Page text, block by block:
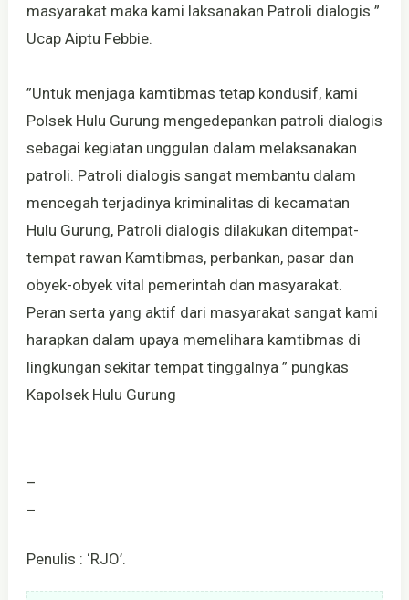
masyarakat maka kami laksanakan Patroli dialogis ”
Ucap Aiptu Febbie.
”Untuk menjaga kamtibmas tetap kondusif, kami
Polsek Hulu Gurung mengedepankan patroli dialogis
sebagai kegiatan unggulan dalam melaksanakan
patroli. Patroli dialogis sangat membantu dalam
mencegah terjadinya kriminalitas di kecamatan
Hulu Gurung, Patroli dialogis dilakukan ditempat-
tempat rawan Kamtibmas, perbankan, pasar dan
obyek-obyek vital pemerintah dan masyarakat.
Peran serta yang aktif dari masyarakat sangat kami
harapkan dalam upaya memelihara kamtibmas di
lingkungan sekitar tempat tinggalnya ” pungkas
Kapolsek Hulu Gurung
Penulis : ‘RJO’.